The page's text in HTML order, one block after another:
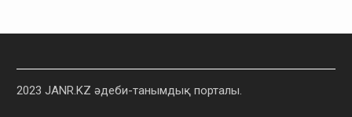
2023 JANR.KZ әдеби-танымдық порталы.